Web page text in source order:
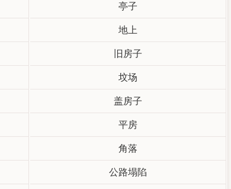
亭子
地上
旧房子
坟场
盖房子
平房
角落
公路塌陷